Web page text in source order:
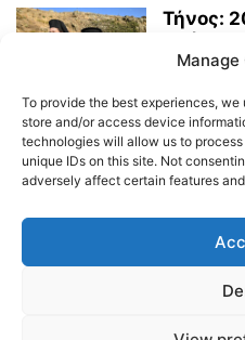
Τήνος:
24.07.2026
Δημοτικό Λιμενικό Ταμείο
©
Manage
To provide the best experiences,
store and/or access device
technologies will allow us to
unique IDs on this site. Not
adversely affect certain features